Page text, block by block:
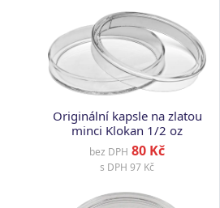
Originální kapsle na zlatou
minci Klokan 1/2 oz
bez DPH 80 Kč
s DPH 97 Kč